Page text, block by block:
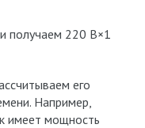
получаем 220 В×1
его
Например,
имеет мощность